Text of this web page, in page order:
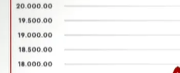
El paro sube un 12% en España, el mayor
sectores son los más afectados?